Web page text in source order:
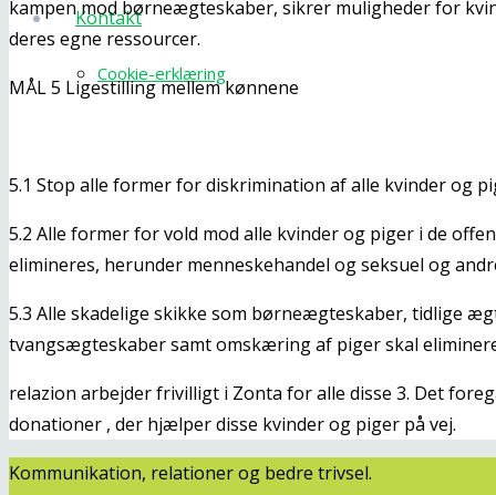
Kontakt
Cookie-erklæring
kampen mod børneægteskaber, sikrer muligheder for
deres egne ressourcer.
MÅL 5 Ligestilling mellem kønnene
5.1 Stop alle former for diskrimination af alle kvinder og
5.2 Alle former for vold mod alle kvinder og piger i de
elimineres, herunder menneskehandel og seksuel og
5.3 Alle skadelige skikke som børneægteskaber, tidlige
tvangsægteskaber samt omskæring af piger skal
relazion arbejder frivilligt i Zonta for alle disse 3. Det
donationer , der hjælper disse kvinder og piger på vej.
Kommunikation, relationer og bedre trivsel.